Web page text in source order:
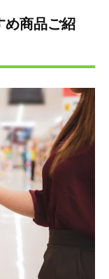
め商品ご紹